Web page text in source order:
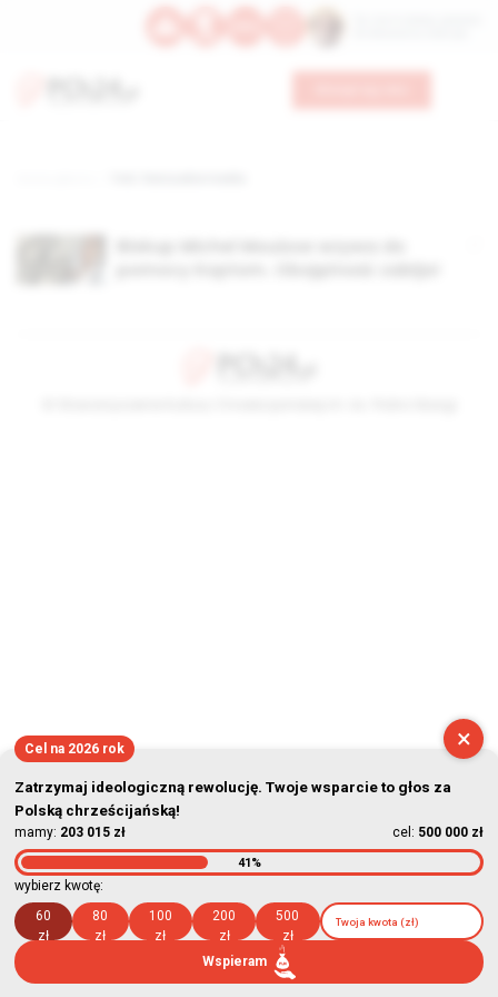
×
Cel na 2026 rok
Zatrzymaj ideologiczną rewolucję. Twoje wsparcie to głos za
Polską chrześcijańską!
mamy: 203 015 zł cel: 500 000 zł
41%
wybierz kwotę:
60
zł
80
zł
100
zł
200
zł
500
zł
Wspieram